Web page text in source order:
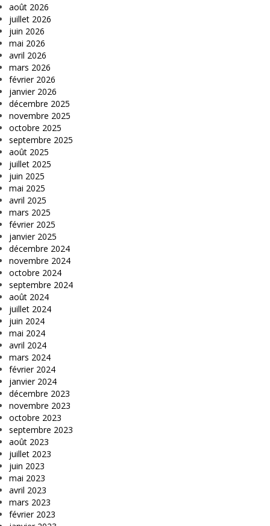
août 2026
juillet 2026
juin 2026
mai 2026
avril 2026
mars 2026
février 2026
janvier 2026
décembre 2025
novembre 2025
octobre 2025
septembre 2025
août 2025
juillet 2025
juin 2025
mai 2025
avril 2025
mars 2025
février 2025
janvier 2025
décembre 2024
novembre 2024
octobre 2024
septembre 2024
août 2024
juillet 2024
juin 2024
mai 2024
avril 2024
mars 2024
février 2024
janvier 2024
décembre 2023
novembre 2023
octobre 2023
septembre 2023
août 2023
juillet 2023
juin 2023
mai 2023
avril 2023
mars 2023
février 2023